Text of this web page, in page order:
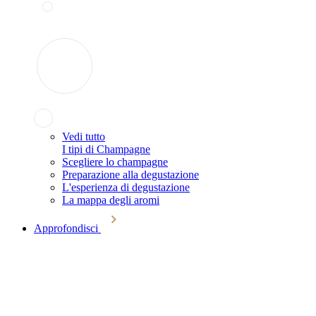
Vedi tutto
I tipi di Champagne
Scegliere lo champagne
Preparazione alla degustazione
L'esperienza di degustazione
La mappa degli aromi
Approfondisci